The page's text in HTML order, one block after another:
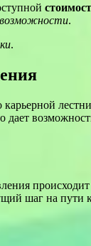
.
.
карьерной
дает
шаг на пути